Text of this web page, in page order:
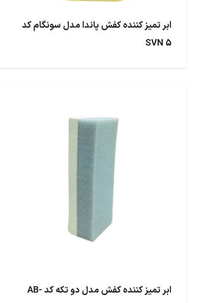
ابر تمیز کننده کفش پاندا مدل سونگام کد
SVN 5
ابر تمیز کننده کفش مدل دو تکه کد AB-